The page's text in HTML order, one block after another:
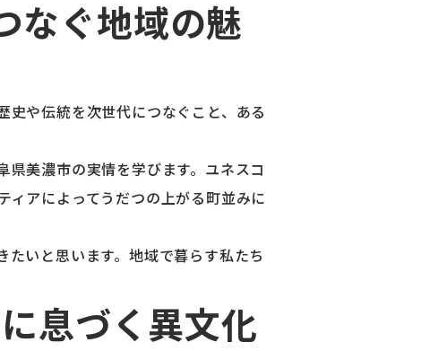
なぐ地域の魅
や伝統を次世代につなぐこと、ある
美濃市の実情を学びます。ユネスコ
アによってうだつの上がる町並みに
いと思います。地域で暮らす私たち
息づく異文化